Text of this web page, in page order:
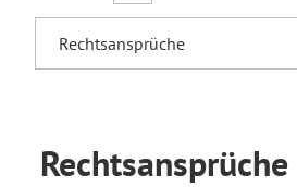
Rechtsansprüche